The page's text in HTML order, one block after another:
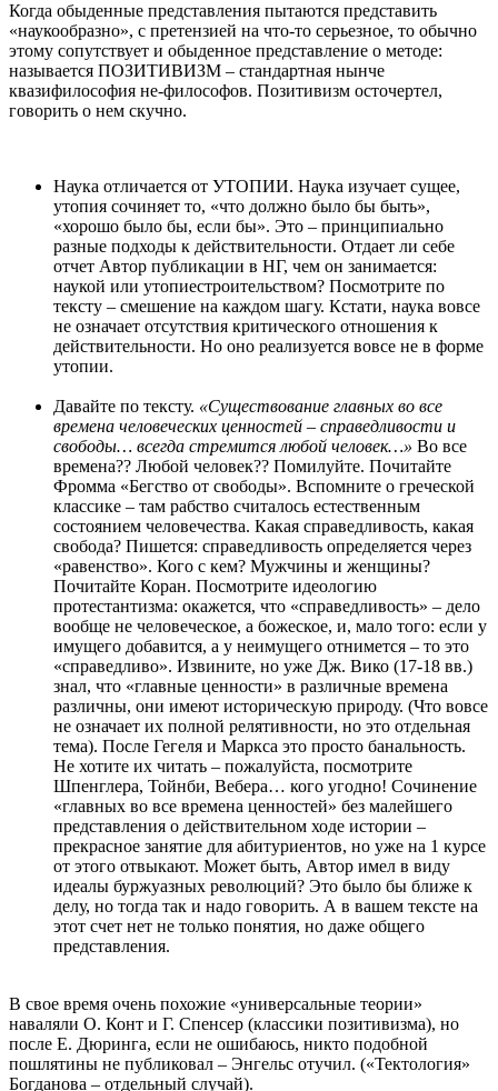
Когда обыденные представления пытаются представить
«наукообразно», с претензией на что-то серьезное, то обычно
этому сопутствует и обыденное представление о методе:
называется ПОЗИТИВИЗМ – стандартная нынче
квазифилософия не-философов. Позитивизм осточертел,
говорить о нем скучно.
Наука отличается от УТОПИИ. Наука изучает сущее,
утопия сочиняет то, «что должно было бы быть»,
«хорошо было бы, если бы». Это – принципиально
разные подходы к действительности. Отдает ли себе
отчет Автор публикации в НГ, чем он занимается:
наукой или утопиестроительством? Посмотрите по
тексту – смешение на каждом шагу. Кстати, наука вовсе
не означает отсутствия критического отношения к
действительности. Но оно реализуется вовсе не в форме
утопии.
Давайте по тексту. «Существование главных во все
времена человеческих ценностей – справедливости и
свободы… всегда стремится любой человек…» Во все
времена?? Любой человек?? Помилуйте. Почитайте
Фромма «Бегство от свободы». Вспомните о греческой
классике – там рабство считалось естественным
состоянием человечества. Какая справедливость, какая
свобода? Пишется: справедливость определяется через
«равенство». Кого с кем? Мужчины и женщины?
Почитайте Коран. Посмотрите идеологию
протестантизма: окажется, что «справедливость» – дело
вообще не человеческое, а божеское, и, мало того: если у
имущего добавится, а у неимущего отнимется – то это
«справедливо». Извините, но уже Дж. Вико (17-18 вв.)
знал, что «главные ценности» в различные времена
различны, они имеют историческую природу. (Что вовсе
не означает их полной релятивности, но это отдельная
тема). После Гегеля и Маркса это просто банальность.
Не хотите их читать – пожалуйста, посмотрите
Шпенглера, Тойнби, Вебера… кого угодно! Сочинение
«главных во все времена ценностей» без малейшего
представления о действительном ходе истории –
прекрасное занятие для абитуриентов, но уже на 1 курсе
от этого отвыкают. Может быть, Автор имел в виду
идеалы буржуазных революций? Это было бы ближе к
делу, но тогда так и надо говорить. А в вашем тексте на
этот счет нет не только понятия, но даже общего
представления.
В свое время очень похожие «универсальные теории»
наваляли О. Конт и Г. Спенсер (классики позитивизма), но
после Е. Дюринга, если не ошибаюсь, никто подобной
пошлятины не публиковал – Энгельс отучил. («Тектология»
Богданова – отдельный случай).